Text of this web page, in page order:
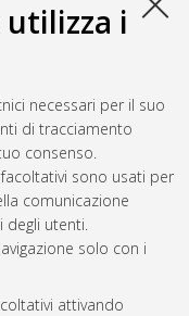
i
necessari per il suo
di tracciamento
consenso.
sono usati per
comunicazione
degli utenti.
solo con i
attivando